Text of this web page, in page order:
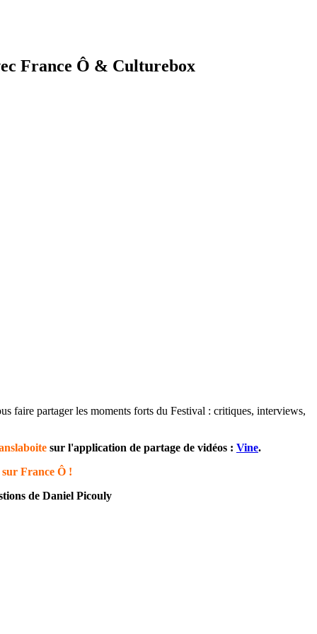
France Ô & Culturebox
faire partager les moments forts du Festival : critiques, interviews,
sur l'application de partage de vidéos : Vine.
France Ô !
de Daniel Picouly